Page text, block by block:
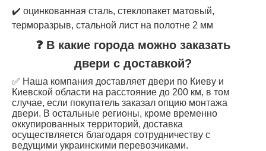
✔️ оцинкованная сталь, стеклопакет матовый,
терморазрыв, стальной лист на полотне 2 мм
❓ В какие города можно заказать
двери с доставкой?
✅ Наша компания доставляет двери по Киеву и
Киевской области на расстояние до 200 км, в том
случае, если покупатель заказал опцию монтажа
двери. В остальные регионы, кроме временно
оккупированных территорий, доставка
осуществляется благодаря сотрудничеству с
ведущими украинскими перевозчиками.